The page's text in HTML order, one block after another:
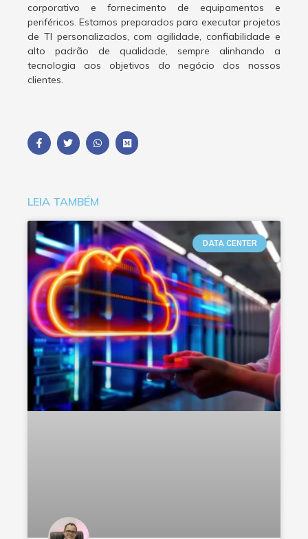
corporativo e fornecimento de equipamentos e
periféricos. Estamos preparados para executar projetos
de TI personalizados, com agilidade, confiabilidade e
alto padrão de qualidade, sempre alinhando a
tecnologia aos objetivos do negócio dos nossos
clientes.
LEIA TAMBÉM
DATA CENTER